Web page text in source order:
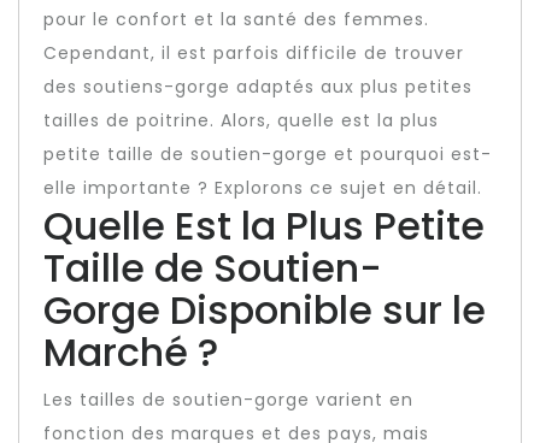
pour le confort et la santé des femmes.
Cependant, il est parfois difficile de trouver
des soutiens-gorge adaptés aux plus petites
tailles de poitrine. Alors, quelle est la plus
petite taille de soutien-gorge et pourquoi est-
elle importante ? Explorons ce sujet en détail.
Quelle Est la Plus Petite
Taille de Soutien-
Gorge Disponible sur le
Marché ?
Les tailles de soutien-gorge varient en
fonction des marques et des pays, mais